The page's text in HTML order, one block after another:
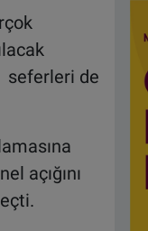
seferleri de
açığını